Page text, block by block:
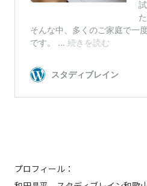
プロフィール：